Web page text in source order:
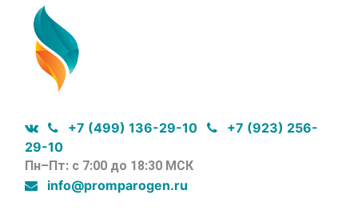
+7 (499) 136-29-10
+7 (923) 256-
29-10
Пн–Пт: с 7:00 до 18:30 МСК
info@promparogen.ru